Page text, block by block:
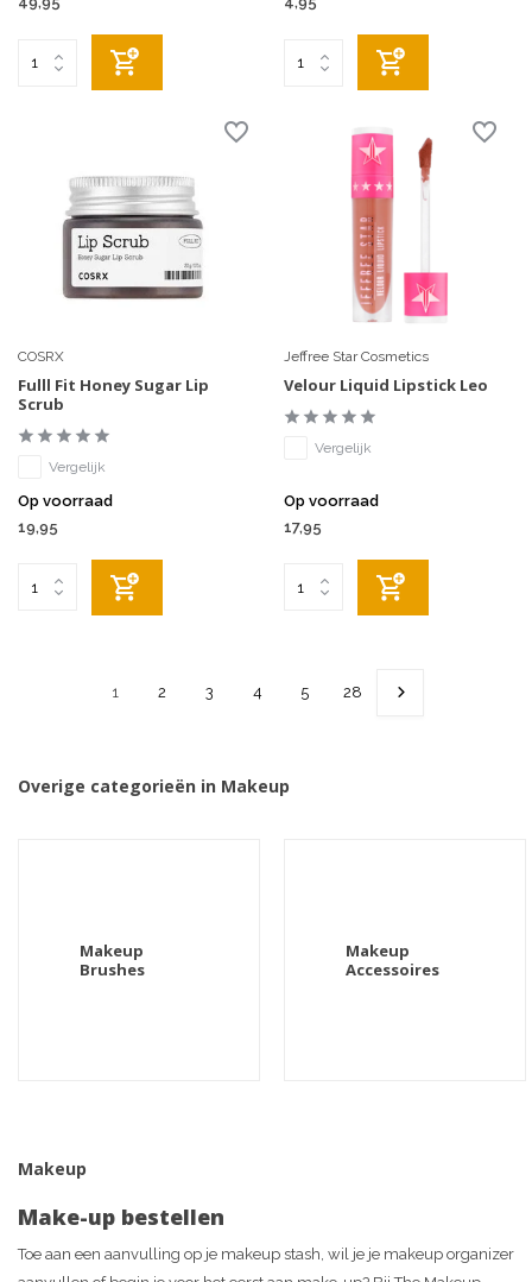
COSRX
Fulll Fit Honey Sugar Lip
Scrub
Vergelijk
Op voorraad
19,95
Jeffree Star Cosmetics
Velour Liquid Lipstick Leo
Vergelijk
Op voorraad
17,95
1 2 3 4 5 28
Overige categorieën in Makeup
Makeup
Brushes
Makeup
Accessoires
Makeup
Make-up bestellen
Toe aan een aanvulling op je makeup stash, wil je je makeup organizer